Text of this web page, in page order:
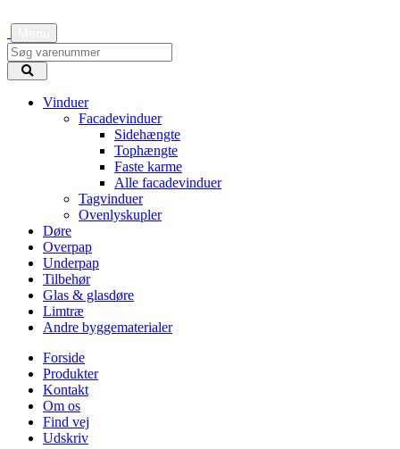
Vinduer
Facadevinduer
Sidehængte
Tophængte
Faste karme
Alle facadevinduer
Tagvinduer
Ovenlyskupler
Døre
Overpap
Underpap
Tilbehør
Glas & glasdøre
Limtræ
Andre byggematerialer
Forside
Produkter
Kontakt
Om os
Find vej
Udskriv